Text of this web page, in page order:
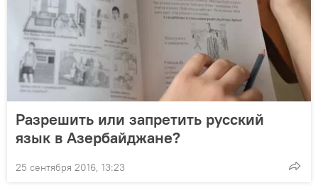
Разрешить или запретить русский
язык в Азербайджане?
25 сентября 2016, 13:23